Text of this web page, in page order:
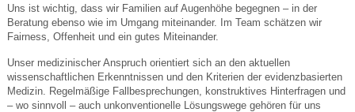
Uns ist wichtig, dass wir Familien auf Augenhöhe begegnen – in der
Beratung ebenso wie im Umgang miteinander. Im Team schätzen wir
Fairness, Offenheit und ein gutes Miteinander.
Unser medizinischer Anspruch orientiert sich an den aktuellen
wissenschaftlichen Erkenntnissen und den Kriterien der evidenzbasierten
Medizin. Regelmäßige Fallbesprechungen, konstruktives Hinterfragen und
– wo sinnvoll – auch unkonventionelle Lösungswege gehören für uns